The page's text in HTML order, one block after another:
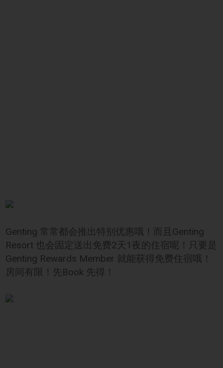
Genting 常常都会推出特别优惠哦！而且Genting
Resort 也会固定送出免费2天1夜的住宿呢！只要是
Genting Rewards Member 就能获得免费住宿哦！
房间有限！先Book 先得！